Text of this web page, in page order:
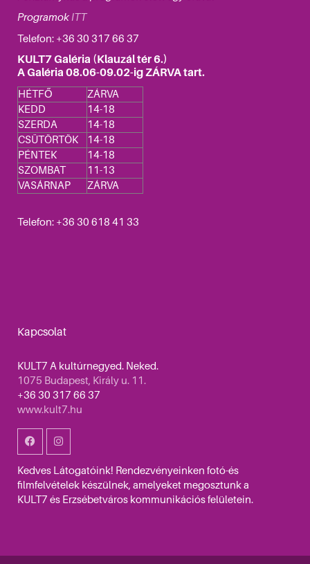
Programok ITT
Telefon: +36 30 317 66 37
KULT7 Galéria (Klauzál tér 6.)
A Galéria 08.06-09.02-ig ZÁRVA tart.
HÉTFŐ
ZÁRVA
KEDD
14-18
SZERDA
14-18
CSÜTÖRTÖK
14-18
PÉNTEK
14-18
SZOMBAT
11-13
VASÁRNAP
ZÁRVA
Telefon: +36 30 618 41 33
Kapcsolat
KULT7 A kultúrnegyed. Neked.
1075 Budapest, Király u. 11.
+36 30 317 66 37
www.kult7.hu
Kedves Látogatóink! Rendezvényeinken fotó-és
filmfelvételek készülnek, amelyeket megosztunk a
KULT7 és Erzsébetváros kommunikációs felületein.